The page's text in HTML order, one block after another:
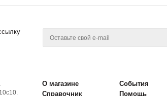
О магазине События
Справочник
Помощь